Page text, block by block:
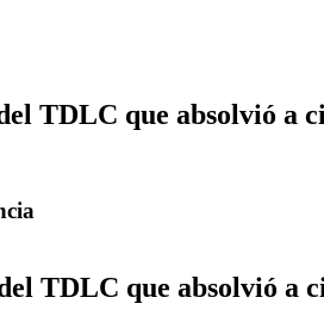
TDLC que absolvió a
TDLC que absolvió a